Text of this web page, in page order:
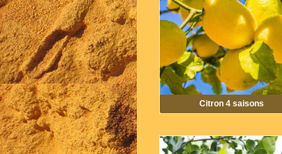
Citron 4 saisons